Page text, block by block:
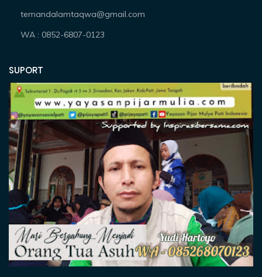
temandalamtaqwa@gmail.com
WA : 0852-6807-0123
SUPORT